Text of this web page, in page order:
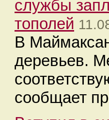
службы
тополей
В
деревьев.
сообщает